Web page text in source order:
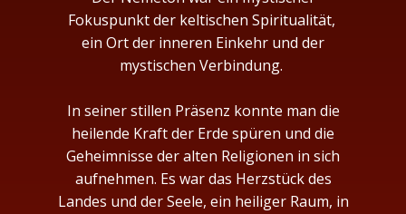
Fokuspunkt der keltischen Spiritualität,
ein Ort der inneren Einkehr und der
mystischen Verbindung.
In seiner stillen Präsenz konnte man die
heilende Kraft der Erde spüren und die
Geheimnisse der alten Religionen in sich
aufnehmen. Es war das Herzstück des
Landes und der Seele, ein heiliger Raum, in